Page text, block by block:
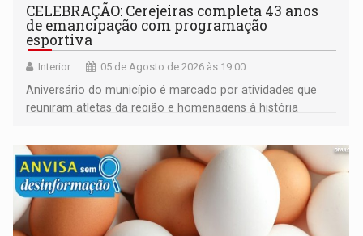
CELEBRAÇÃO: Cerejeiras completa 43 anos
de emancipação com programação
esportiva
Interior 05 de Agosto de 2026 às 19:00
Aniversário do município é marcado por atividades que
reuniram atletas da região e homenagens à história